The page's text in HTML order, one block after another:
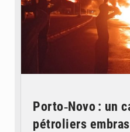
Porto‑Novo : un
pétroliers